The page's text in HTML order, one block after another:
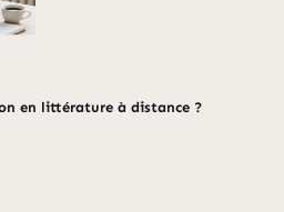
en littérature à distance ?